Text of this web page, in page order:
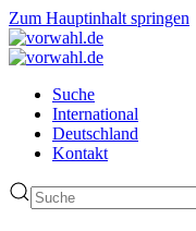
Zum Hauptinhalt springen
Suche
International
Deutschland
Kontakt